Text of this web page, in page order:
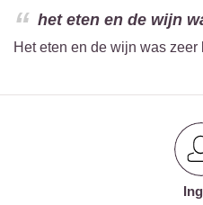
het eten en de wijn
Het eten en de wijn was zeer